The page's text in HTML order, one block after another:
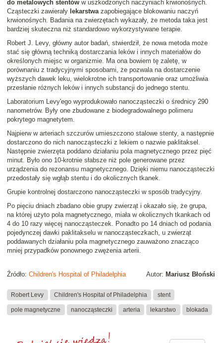
do metalowych stentów w uszkodzonych naczyniach krwionośnych.
Cząsteczki zawierały lekarstwazapobiegające blokowaniu naczyń
krwionośnych. Badania na zwierzętach wykazały, że metoda taka jest
bardziej skuteczna niż standardowo wykorzystywane terapie.
Robert J. Levy, główny autor badań, stwierdził, że nowa metoda może
stać się główną techniką dostarczania leków i innych materiałów do
określonych miejsc w organizmie. Ma ona bowiem tę zaletę, w
porównaniu z tradycyjnymi sposobami, że pozwala na dostarczenie
wyższych dawek leku, wielokrotne ich transportowanie oraz umożliwia
przesłanie różnych leków i innych substancji do jednego stentu.
Laboratorium Levy'ego wyprodukowało nanocząsteczki o średnicy 290
nanometrów. Były one zbudowane z biodegradowalnego polimeru
pokrytego magnetytem.
Najpierw w arteriach szczurów umieszczono stalowe stenty, a następnie
dostarczono do nich nanocząsteczki z lekiem o nazwie paklitaksel.
Następnie zwierzęta poddano działaniu pola magnetycznego przez pięć
minut. Było ono 10-krotnie słabsze niż pole generowane przez
urządzenia do rezonansu magnetycznego. Dzięki niemu nanocząsteczki
przedostały się wgłąb stentu i do okolicznych tkanek.
Grupie kontrolnej dostarczono nanocząsteczki w sposób tradycyjny.
Po pięciu dniach zbadano obie grupy zwierząt i okazało się, że grupa,
na której użyto pola magnetycznego, miała w okolicznych tkankach od
4 do 10 razy więcej nanocząsteczek. Ponadto po 14 dniach od podania
pojedynczej dawki paklitakselu w nanocząsteczkach, u zwierząt
poddawanych działaniu pola magnetycznego zauważono znacząco
mniej przypadków ponownego zwężenia arterii.
Autor: Mariusz Błoński
Źródło: Children's Hospital of Philadelphia
Robert Levy Children's Hospital of Philadelphia stent
pole magnetyczne nanocząsteczki arteria lekarstwo blokada